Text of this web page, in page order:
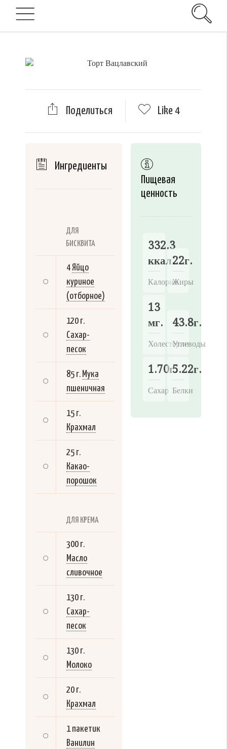
Поделиться Like 4
Ингредиенты
ДЛЯ
БИСКВИТА
4Яйцо
куриное
(отборное)
120 г.
Сахар-
песок
85 г. Мука
пшеничная
15 г.
Крахмал
25 г.
Какао-
порошок
ДЛЯ КРЕМА
300 г.
Масло
сливочное
130 г.
Сахар-
песок
130 г.
Молоко
20 г.
Крахмал
1 пакетик
Ванилин
Пищевая
ценность
332.3
ккал.
Калории
22г.
Жиры
13
мг.
Холестерин
43.8г.
Углеводы
1.70г.
Сахар
5.22г.
Белки